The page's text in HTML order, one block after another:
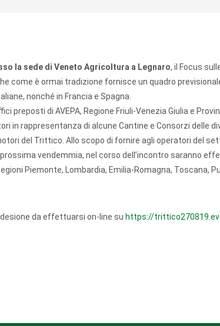
la sede di Veneto Agricoltura a Legnaro, il Focus
come è ormai tradizione fornisce un quadro
nonché in Francia e Spagna.
preposti di AVEPA, Regione Friuli-Venezia Giulia e
in rappresentanza di alcune Cantine e Consorzi delle
del Trittico. Allo scopo di fornire agli operatori del
vendemmia, nel corso dell’incontro saranno
Piemonte, Lombardia, Emilia-Romagna, Toscana,
da effettuarsi on-line su https://